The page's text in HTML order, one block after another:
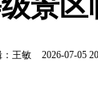
景
：王敏 2026-07-05